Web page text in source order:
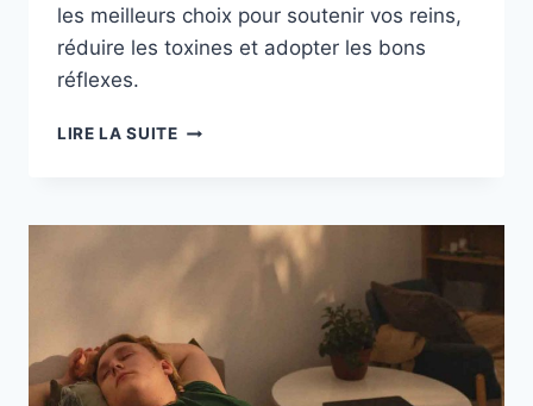
les meilleurs choix pour soutenir vos reins,
réduire les toxines et adopter les bons
réflexes.
LIRE LA SUITEALIMENTS
REINS
GUIDE